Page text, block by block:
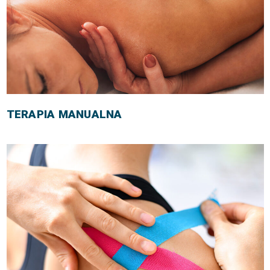
TERAPIA MANUALNA